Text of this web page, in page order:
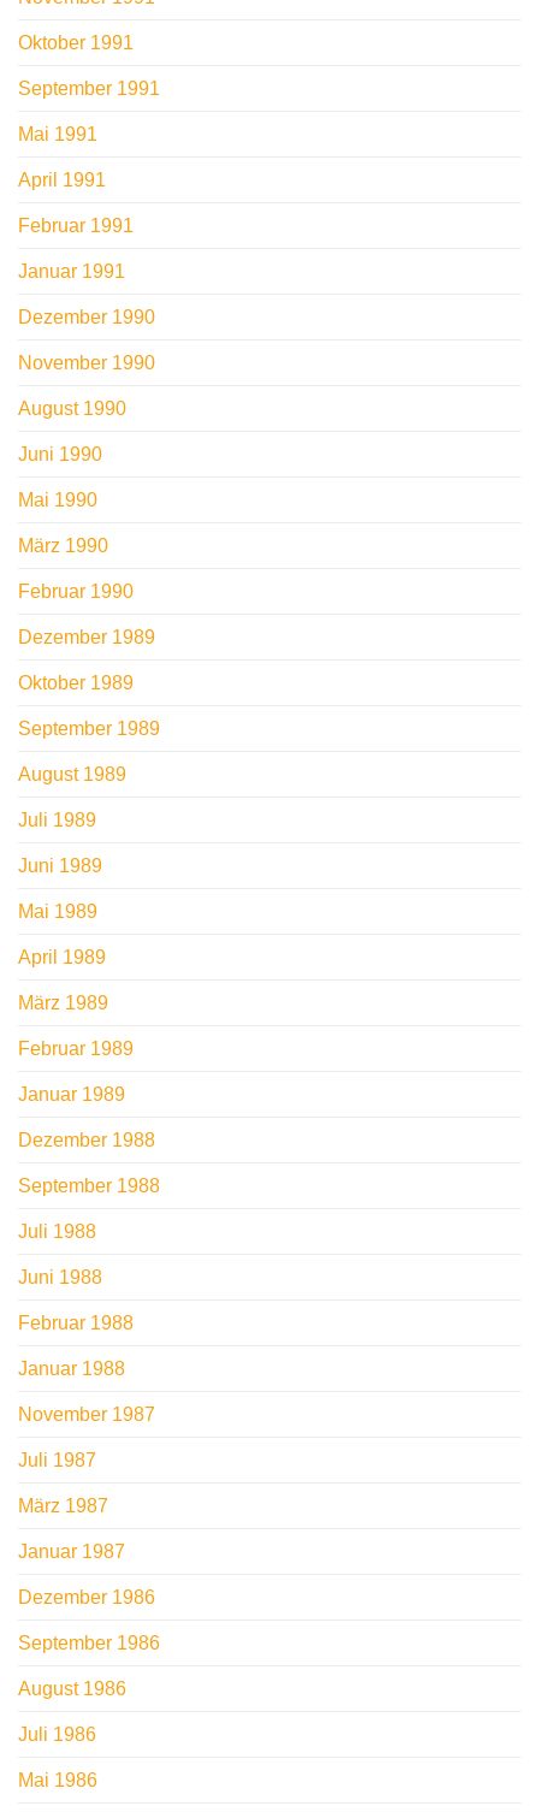
Oktober 1991
September 1991
Mai 1991
April 1991
Februar 1991
Januar 1991
Dezember 1990
November 1990
August 1990
Juni 1990
Mai 1990
März 1990
Februar 1990
Dezember 1989
Oktober 1989
September 1989
August 1989
Juli 1989
Juni 1989
Mai 1989
April 1989
März 1989
Februar 1989
Januar 1989
Dezember 1988
September 1988
Juli 1988
Juni 1988
Februar 1988
Januar 1988
November 1987
Juli 1987
März 1987
Januar 1987
Dezember 1986
September 1986
August 1986
Juli 1986
Mai 1986